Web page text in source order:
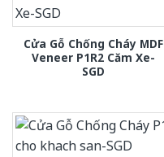
Cửa Gỗ Chống Cháy MDF
Veneer P1R2 Căm Xe-
SGD